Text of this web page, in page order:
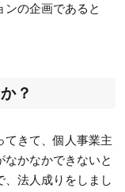
ンの企画であると
？
てきて、個人事業主
かなかできないと
、法人成りをしまし